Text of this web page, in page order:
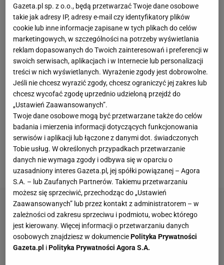
ChelseaiPSGbyli lepsi w swoich ćwierćfinałowych
dwumeczach i zostali pierwszymi półfinalistami
Mistrzów. Londyńczycy we wtorek przegrali co
prawda z FC Porto 0:1 na Estadio Ramon Sanchez
Pizjuan, ale awansowali dzięki zwycięstwu 2:0 w
pierwszym meczu. Podopieczni Mauricio Pochettino
natomiast w dwumeczu okazali się lepsi od Bayernu
Monachium. Obrońcom tytułu we wtorek udało się
wygrać tylko 1:0 i nie awansowali przez bramki
stracone na własnym stadionie. Duży wpływ miała
na to na pewno nieobecnośćRoberta
Lewandowskiego.
Gazeta.pl sp. z o.o., będą przetwarzać Twoje dane osobowe
takie jak adresy IP, adresy e-mail czy identyfikatory plików
cookie lub inne informacje zapisane w tych plikach do celów
marketingowych, w szczególności na potrzeby wyświetlania
reklam dopasowanych do Twoich zainteresowań i preferencji w
swoich serwisach, aplikacjach i w Internecie lub personalizacji
treści w nich wyświetlanych. Wyrażenie zgody jest dobrowolne.
Jeśli nie chcesz wyrazić zgody, chcesz ograniczyć jej zakres lub
chcesz wycofać zgodę uprzednio udzieloną przejdź do
„Ustawień Zaawansowanych”.
Twoje dane osobowe mogą być przetwarzane także do celów
badania i mierzenia informacji dotyczących funkcjonowania
serwisów i aplikacji lub łączone z danymi dot. świadczonych
Tobie usług. W określonych przypadkach przetwarzanie
danych nie wymaga zgody i odbywa się w oparciu o
uzasadniony interes Gazeta.pl, jej spółki powiązanej – Agora
S.A. – lub Zaufanych Partnerów. Takiemu przetwarzaniu
możesz się sprzeciwić, przechodząc do „Ustawień
Zaawansowanych” lub przez kontakt z administratorem – w
zależności od zakresu sprzeciwu i podmiotu, wobec którego
jest kierowany. Więcej informacji o przetwarzaniu danych
osobowych znajdziesz w dokumenciePolityka Prywatności
Gazeta.pl iPolityka Prywatności Agora S.A.